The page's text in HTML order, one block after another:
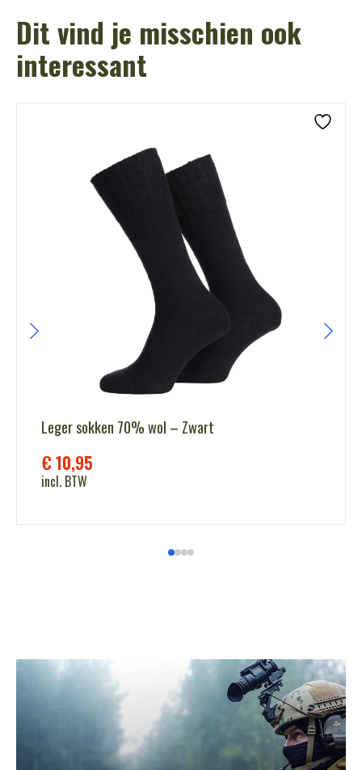
Dit vind je misschien ook
interessant
Leger sokken 70% wol – Zwart
€10,95
incl. BTW